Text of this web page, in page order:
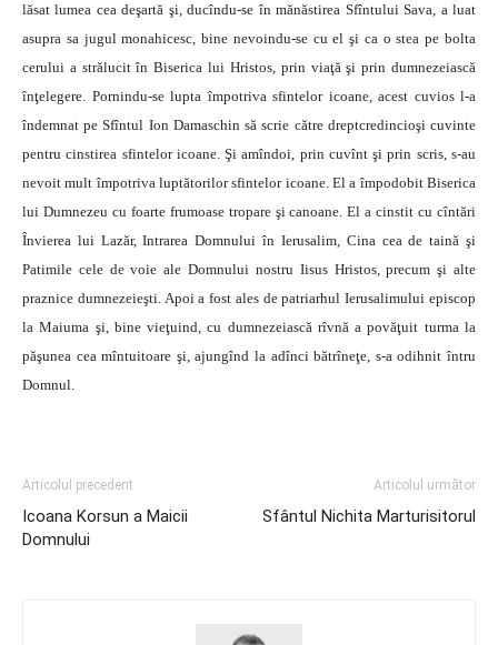
lăsat lumea cea deşartă şi, ducîndu-se în mănăstirea Sfîntului Sava, a luat
asupra sa jugul monahicesc, bine nevoindu-se cu el şi ca o stea pe bolta
cerului a strălucit în Biserica lui Hristos, prin viaţă şi prin dumnezeiască
înţelegere. Pornindu-se lupta împotriva sfintelor icoane, acest cuvios l-a
îndemnat pe Sfîntul Ion Damaschin să scrie către dreptcredincioşi cuvinte
pentru cinstirea sfintelor icoane. Şi amîndoi, prin cuvînt şi prin scris, s-au
nevoit mult împotriva luptătorilor sfintelor icoane. El a împodobit Biserica
lui Dumnezeu cu foarte frumoase tropare şi canoane. El a cinstit cu cîntări
Învierea lui Lazăr, Intrarea Domnului în Ierusalim, Cina cea de taină şi
Patimile cele de voie ale Domnului nostru Iisus Hristos, precum şi alte
praznice dumnezeieşti. Apoi a fost ales de patriarhul Ierusalimului episcop
la Maiuma şi, bine vieţuind, cu dumnezeiască rîvnă a povăţuit turma la
păşunea cea mîntuitoare şi, ajungînd la adînci bătrîneţe, s-a odihnit întru
Domnul.
Articolul precedent
Icoana Korsun a Maicii
Domnului
Articolul următor
Sfântul Nichita Marturisitorul